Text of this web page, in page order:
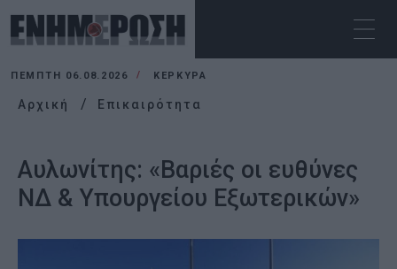
ΠΈΜΠΤΗ 06.08.2026 ΚΕΡΚΥΡΑ
Αρχική Επικαιρότητα
Αυλωνίτης: «Βαριές οι ευθύνες
ΝΔ & Υπουργείου Εξωτερικών»